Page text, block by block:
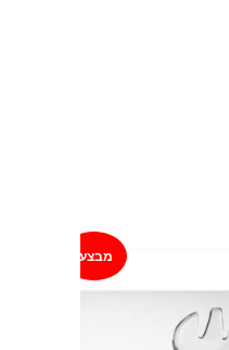
מבצע!